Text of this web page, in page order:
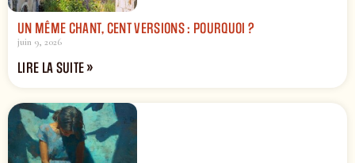
UN MÊME CHANT, CENT VERSIONS : POURQUOI ?
juin 9, 2026
LIRE LA SUITE »